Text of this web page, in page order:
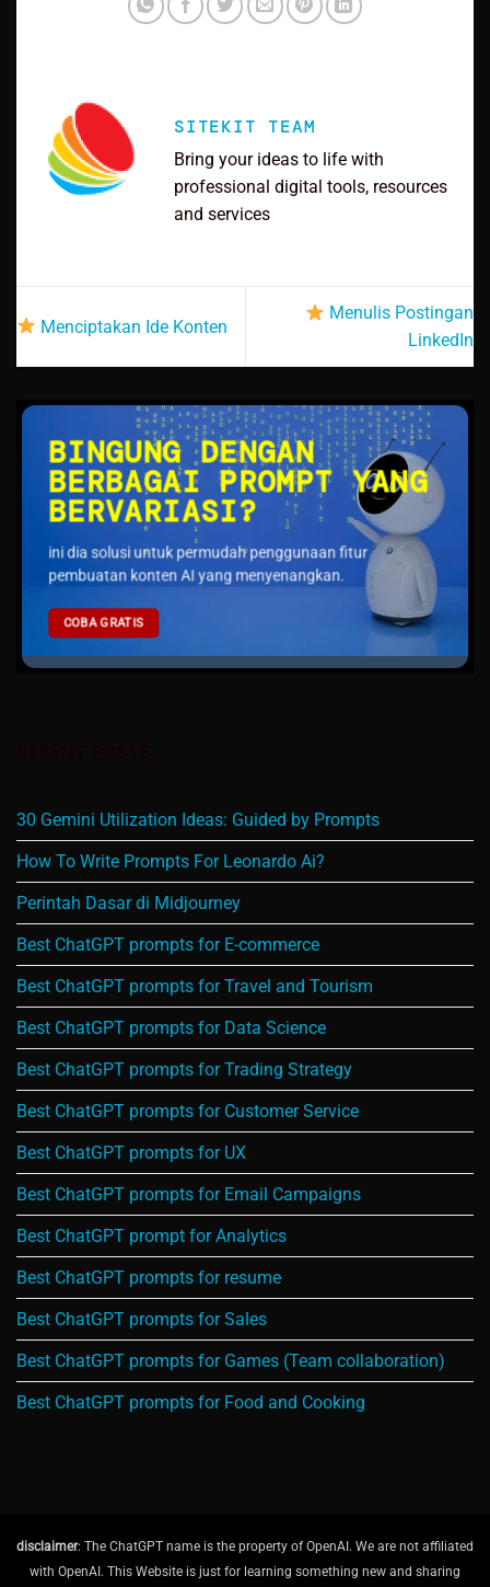
SITEKIT TEAM
Bring your ideas to life with
professional digital tools, resources
and services
Menciptakan Ide Konten
Menulis Postingan
LinkedIn
BINGUNG DENGAN
BERBAGAI PROMPT YANG
BERVARIASI?
ini dia solusi untuk permudah penggunaan fitur
pembuatan konten AI yang menyenangkan.
COBA GRATIS
30 Gemini Utilization Ideas: Guided by Prompts
How To Write Prompts For Leonardo Ai?
Perintah Dasar di Midjourney
Best ChatGPT prompts for E-commerce
Best ChatGPT prompts for Travel and Tourism
Best ChatGPT prompts for Data Science
Best ChatGPT prompts for Trading Strategy
Best ChatGPT prompts for Customer Service
Best ChatGPT prompts for UX
Best ChatGPT prompts for Email Campaigns
Best ChatGPT prompt for Analytics
Best ChatGPT prompts for resume
Best ChatGPT prompts for Sales
Best ChatGPT prompts for Games (Team collaboration)
Best ChatGPT prompts for Food and Cooking
disclaimer: The ChatGPT name is the property of OpenAI. We are not affiliated
with OpenAI. This Website is just for learning something new and sharing